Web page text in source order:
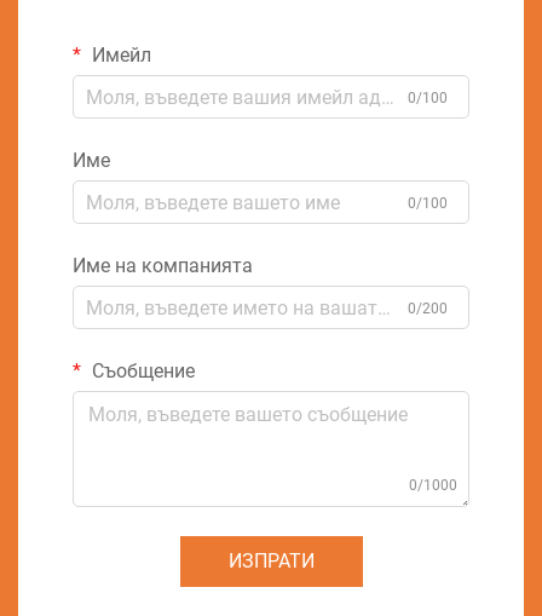
Имейл
0/100
Име
0/100
Име на компанията
0/200
Съобщение
0/1000
ИЗПРАТИ